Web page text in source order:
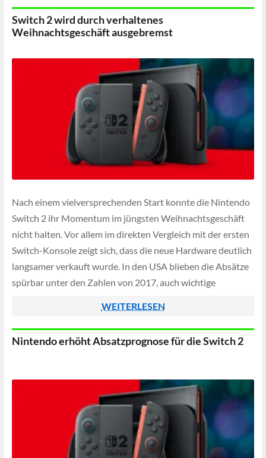
Switch 2 wird durch verhaltenes
Weihnachtsgeschäft ausgebremst
Nach einem vielversprechenden Start konnte die Nintendo
Switch 2 ihr Momentum im jüngsten Weihnachtsgeschäft
nicht halten. Vor allem im direkten Vergleich mit der ersten
Switch-Konsole zeigt sich, dass die neue Hardware deutlich
langsamer verkauft wurde. In den USA blieben die Absätze
spürbar unter den Zahlen von 2017, auch wichtige
WEITERLESEN
Nintendo erhöht Absatzprognose für die Switch 2